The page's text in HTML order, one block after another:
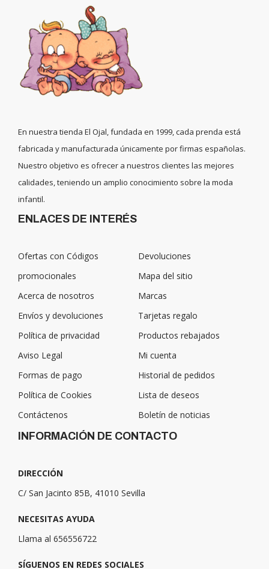
En nuestra tienda El Ojal, fundada en 1999, cada prenda está
fabricada y manufacturada únicamente por firmas españolas.
Nuestro objetivo es ofrecer a nuestros clientes las mejores
calidades, teniendo un amplio conocimiento sobre la moda
infantil.
ENLACES DE INTERÉS
Ofertas con Códigos
promocionales
Acerca de nosotros
Envíos y devoluciones
Política de privacidad
Aviso Legal
Formas de pago
Política de Cookies
Contáctenos
Devoluciones
Mapa del sitio
Marcas
Tarjetas regalo
Productos rebajados
Mi cuenta
Historial de pedidos
Lista de deseos
Boletín de noticias
INFORMACIÓN DE CONTACTO
DIRECCIÓN
C/ San Jacinto 85B, 41010 Sevilla
NECESITAS AYUDA
Llama al 656556722
SÍGUENOS EN REDES SOCIALES